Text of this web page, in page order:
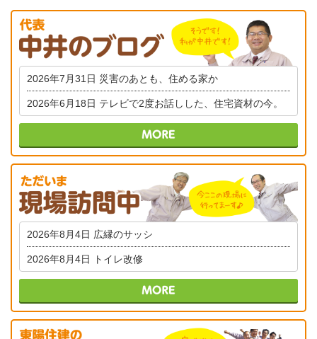
2026年7月31日 災害のあとも、住める家か
2026年6月18日 テレビで2度お話しした、住宅資材の今。
2026年8月4日 広縁のサッシ
2026年8月4日 トイレ改修